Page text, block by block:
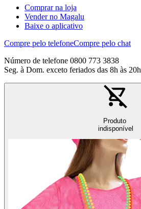
Comprar na loja
Vender no Magalu
Baixe o aplicativo
Compre pelo telefoneCompre pelo chat
Número de telefone 0800 773 3838
Seg. à Dom. exceto feriados das 8h às 20h
Produto
indisponível